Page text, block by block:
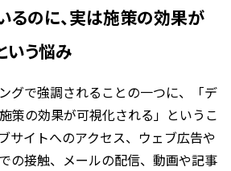
るのに、実は施策の効果が
いう悩み
グで強調されることの一つに、「デ
策の効果が可視化される」というこ
サイトへのアクセス、ウェブ広告や
の接触、メールの配信、動画や記事